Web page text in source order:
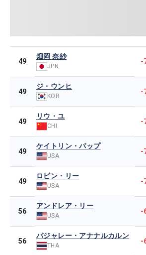
49
畑岡 奈紗
JPN
-
49
ジ・ウンヒ
KOR -
49
リウ・ユ
CHI -
49
ケイトリン・パップ
USA -
49
ロビン・リー
USA -
56
アンドレア・リー
USA -
56
パジャレー・アナナルカルン
THA -